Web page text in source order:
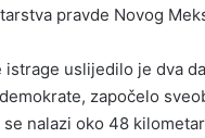
pravde Novog
uslijedilo je dva
započelo
se nalazi oko 48